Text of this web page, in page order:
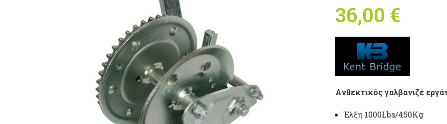
36,00 €
Ανθεκτικός γαλβανιζέ
Έλξη 1000Lbs/450Kg